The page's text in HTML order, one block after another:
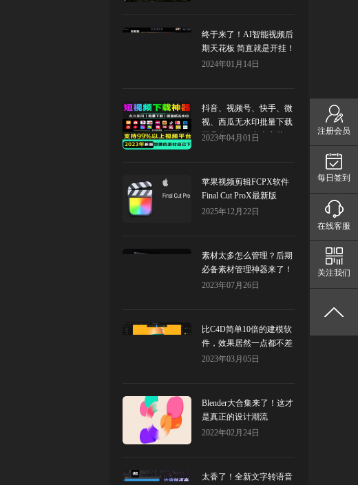
终于来了！AI智能视频后
期天花板 简直就是开挂！
runway
2024年01月14日
抖音、视频号、快手、微
视、西瓜无水印批量下载
工具来了！（内含安装
2023年04月01日
苹果视频剪辑FCPX软件
Final Cut ProX最新版
2025年12月22日
素材太多怎么管理？后期
必备素材管理神器来了！
2023年07月26日
比C4D简单10倍的建模软
件，效果居然一点都不差
2023年03月05日
Blender大合集来了！这才
是真正的设计潮流
2022年02月24日
太香了！全新文字转语音
注册会员
每日签到
在线客服
关注我们